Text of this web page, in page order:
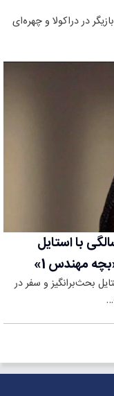
در دراکولا و چهره‌ای
جدید اندیشه فولادوند در 42 سالگی با استایل
مهندس 1»
در 42 سالگی با استایل بحث‌برانگیز و سفر در